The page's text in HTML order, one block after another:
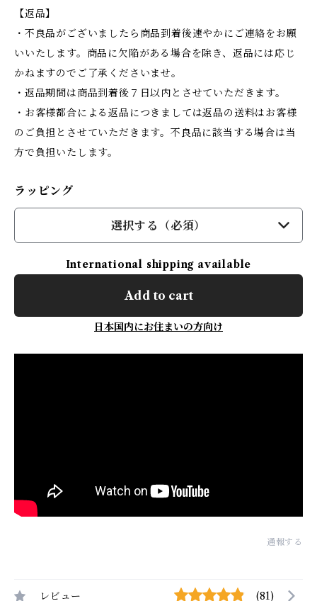
【返品】
・不良品がございましたら商品到着後速やかにご連絡をお願
いいたします。商品に欠陥がある場合を除き、返品には応じ
かねますのでご了承くださいませ。
・返品期間は商品到着後７日以内とさせていただきます。
・お客様都合による返品につきましては返品の送料はお客様
のご負担とさせていただきます。不良品に該当する場合は当
方で負担いたします。
ラッピング
選択する（必須）
International shipping available
Add to cart
日本国内にお住まいの方向け
通報する
レビュー (81)